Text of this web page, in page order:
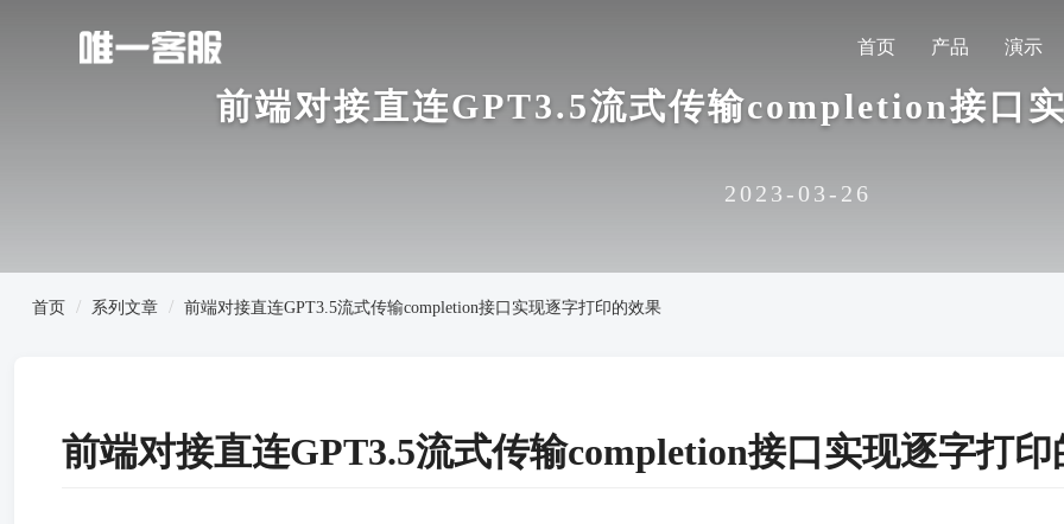
首页 产品 演示
前端对接直连GPT3.5流式传输completion接口
2023-03-26
首页 系列文章 前端对接直连GPT3.5流式传输completion接口实现逐字打印的效果
前端对接直连GPT3.5流式传输completion接口实现逐字打印